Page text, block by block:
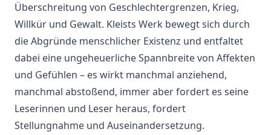
Überschreitung von Geschlechtergrenzen, Krieg,
Willkür und Gewalt. Kleists Werk bewegt sich durch
die Abgründe menschlicher Existenz und entfaltet
dabei eine ungeheuerliche Spannbreite von Affekten
und Gefühlen – es wirkt manchmal anziehend,
manchmal abstoßend, immer aber fordert es seine
Leserinnen und Leser heraus, fordert
Stellungnahme und Auseinandersetzung.